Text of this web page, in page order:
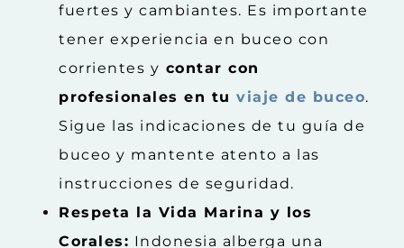
fuertes y cambiantes. Es importante
tener experiencia en buceo con
corrientes y contar con
profesionales en tu viaje de buceo.
Sigue las indicaciones de tu guía de
buceo y mantente atento a las
instrucciones de seguridad.
Respeta la Vida Marina y los
Corales: Indonesia alberga una